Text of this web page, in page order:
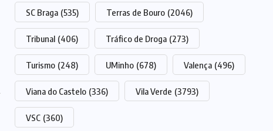
SC Braga (535) Terras de Bouro (2046)
Tribunal (406) Tráfico de Droga (273)
Turismo (248) UMinho (678) Valença (496)
Viana do Castelo (336) Vila Verde (3793)
VSC (360)